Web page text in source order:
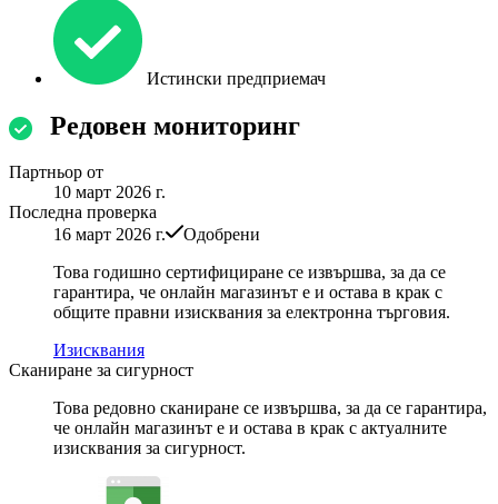
Истински предприемач
Редовен мониторинг
Партньор от
10 март 2026 г.
Последна проверка
16 март 2026 г.
Одобрени
Това годишно сертифициране се извършва, за да се
гарантира, че онлайн магазинът е и остава в крак с
общите правни изисквания за електронна търговия.
Изисквания
Сканиране за сигурност
Това редовно сканиране се извършва, за да се гарантира,
че онлайн магазинът е и остава в крак с актуалните
изисквания за сигурност.